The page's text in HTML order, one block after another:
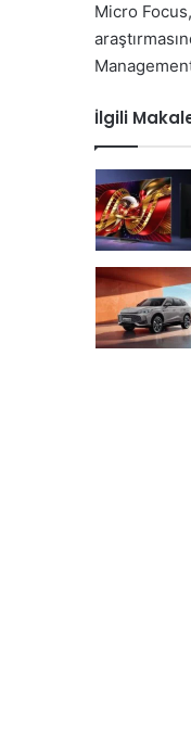
Micro
İlgili